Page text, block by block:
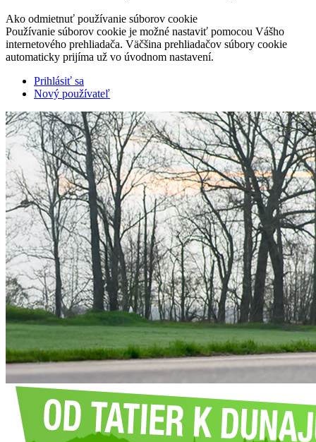
Ako odmietnuť používanie súborov cookie
Používanie súborov cookie je možné nastaviť pomocou Vášho
internetového prehliadača. Väčšina prehliadačov súbory cookie
automaticky prijíma už vo úvodnom nastavení.
Prihlásiť sa
Nový používateľ